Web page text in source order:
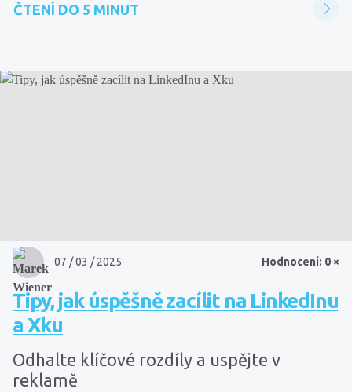
ČTENÍ DO 5 MINUT
Hodnocení: 0 ×
07 / 03 / 2025
Tipy, jak úspěšně zacílit na LinkedInu
a Xku
Odhalte klíčové rozdíly a uspějte v
reklamě